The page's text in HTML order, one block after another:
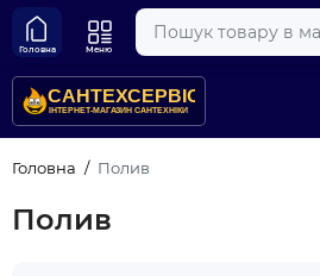
Головна Меню
Головна Полив
Полив